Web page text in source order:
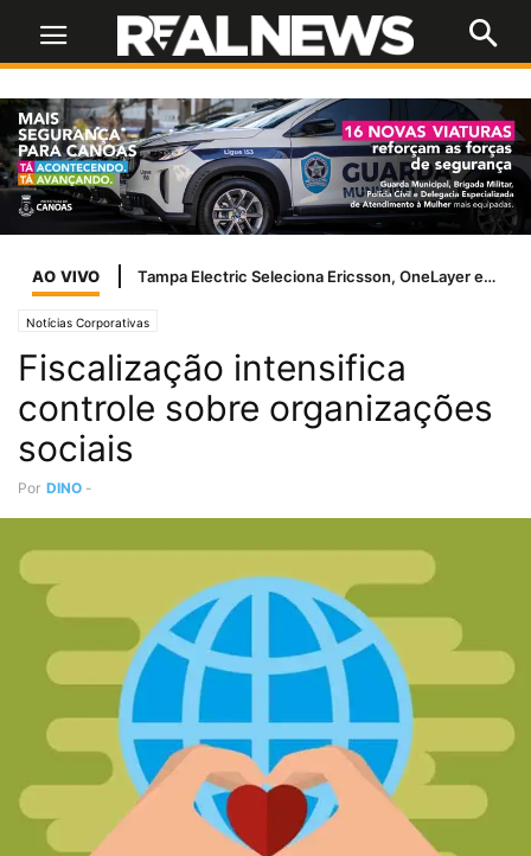
AO VIVO Inter segura o líder Palmeiras e conquista ponto importante fora de casa
Notícias Corporativas
Fiscalização intensifica
controle sobre organizações
sociais
Por DINO -